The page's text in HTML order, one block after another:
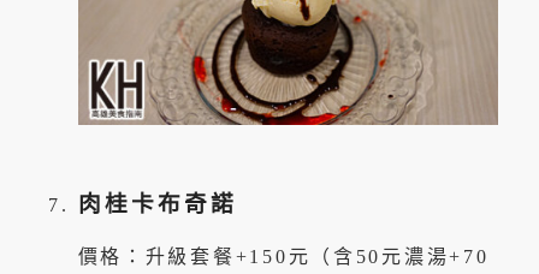
肉桂卡布奇諾
價格：升級套餐+150元（含50元濃湯+70